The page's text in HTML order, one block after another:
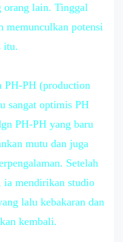
orang lain. Tinggal
memunculkan potensi
itu.
PH-PH (production
sangat optimis PH
PH-PH yang baru
mutu dan juga
Setelah
ia mendirikan studio
lalu kebakaran dan
kembali.